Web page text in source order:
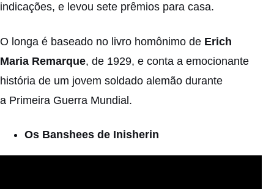
indicações, e levou sete prêmios para casa.
O longa é baseado no livro homônimo de Erich
Maria Remarque, de 1929, e conta a emocionante
história de um jovem soldado alemão durante
a Primeira Guerra Mundial.
Os Banshees de Inisherin